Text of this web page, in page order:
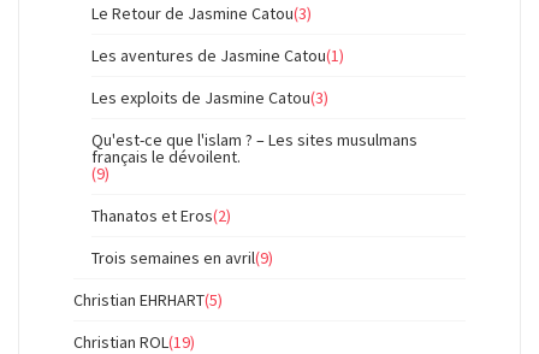
Le Retour de Jasmine Catou(3)
Les aventures de Jasmine Catou(1)
Les exploits de Jasmine Catou(3)
Qu'est-ce que l'islam ? – Les sites musulmans
français le dévoilent.
(9)
Thanatos et Eros(2)
Trois semaines en avril(9)
Christian EHRHART(5)
Christian ROL(19)